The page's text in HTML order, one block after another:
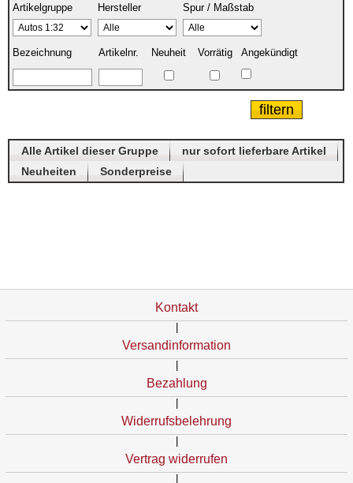
Artikelgruppe Hersteller Spur / Maßstab
Bezeichnung Artikelnr. Neuheit Vorrätig Angekündigt
Alle Artikel dieser Gruppe
nur sofort lieferbare Artikel
Neuheiten
Sonderpreise
Kontakt
Versandinformation
Bezahlung
Widerrufsbelehrung
Vertrag widerrufen